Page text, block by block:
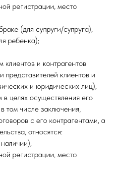
регистрации, место
(для супруги/супруга),
ребенка);
и контрагентов
клиентов и
и юридических лиц),
целях осуществления его
том числе заключения,
с его контрагентами, а
относятся:
регистрации, место